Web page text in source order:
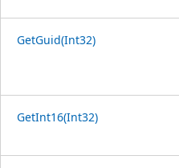
GetGuid(Int32)
GetInt16(Int32)